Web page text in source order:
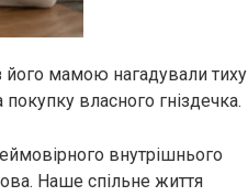
мамою нагадували тиху
власного гніздечка.
внутрішнього
Наше спільне життя